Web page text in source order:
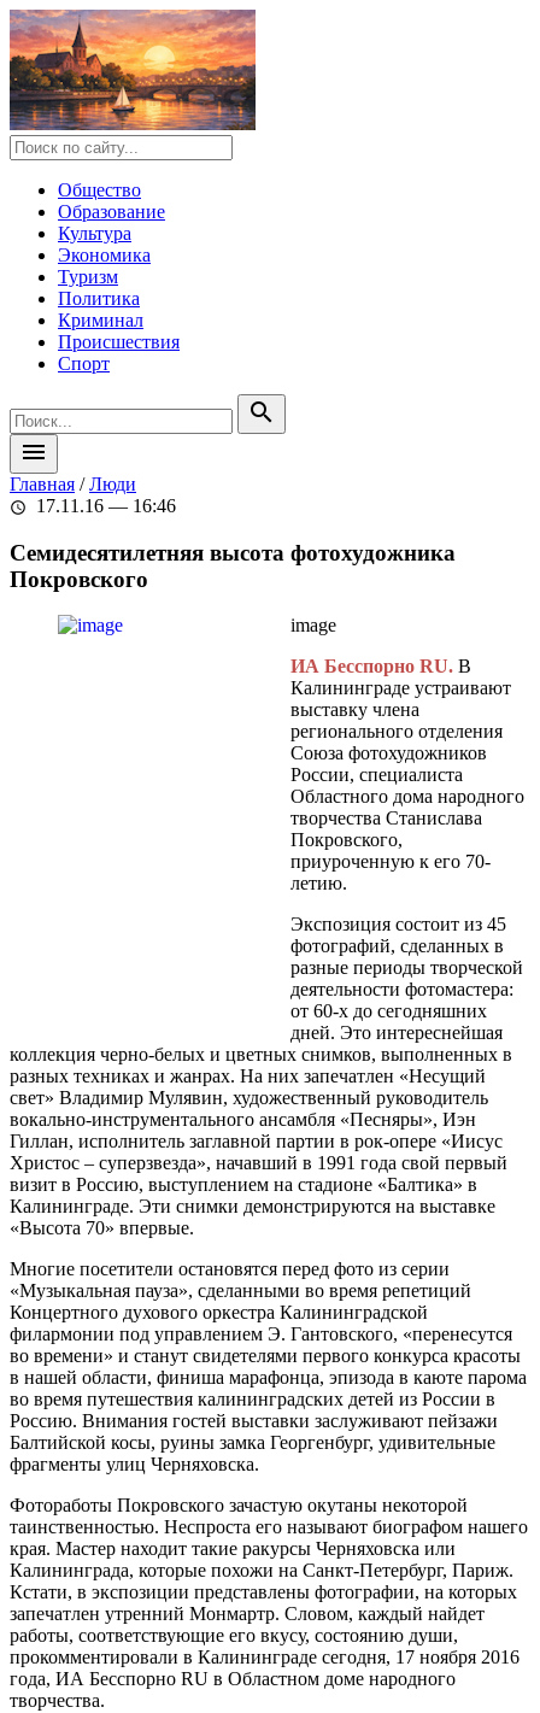
Общество
Образование
Культура
Экономика
Туризм
Политика
Криминал
Происшествия
Спорт
search
menu
Главная /Люди
schedule 17.11.16 — 16:46
Семидесятилетняя высота фотохудожника
Покровского
image
ИА Бесспорно RU. В
Калининграде устраивают
выставку члена
регионального отделения
Союза фотохудожников
России, специалиста
Областного дома народного
творчества Станислава
Покровского,
приуроченную к его 70-
летию.
Экспозиция состоит из 45
фотографий, сделанных в
разные периоды творческой
деятельности фотомастера:
от 60-х до сегодняшних
дней. Это интереснейшая
коллекция черно-белых и цветных снимков, выполненных в
разных техниках и жанрах. На них запечатлен «Несущий
свет» Владимир Мулявин, художественный руководитель
вокально-инструментального ансамбля «Песняры», Иэн
Гиллан, исполнитель заглавной партии в рок-опере «Иисус
Христос – суперзвезда», начавший в 1991 года свой первый
визит в Россию, выступлением на стадионе «Балтика» в
Калининграде. Эти снимки демонстрируются на выставке
«Высота 70» впервые.
Многие посетители остановятся перед фото из серии
«Музыкальная пауза», сделанными во время репетиций
Концертного духового оркестра Калининградской
филармонии под управлением Э. Гантовского, «перенесутся
во времени» и станут свидетелями первого конкурса красоты
в нашей области, финиша марафонца, эпизода в каюте парома
во время путешествия калининградских детей из России в
Россию. Внимания гостей выставки заслуживают пейзажи
Балтийской косы, руины замка Георгенбург, удивительные
фрагменты улиц Черняховска.
Фотоработы Покровского зачастую окутаны некоторой
таинственностью. Неспроста его называют биографом нашего
края. Мастер находит такие ракурсы Черняховска или
Калининграда, которые похожи на Санкт-Петербург, Париж.
Кстати, в экспозиции представлены фотографии, на которых
запечатлен утренний Монмартр. Словом, каждый найдет
работы, соответствующие его вкусу, состоянию души,
прокомментировали в Калининграде сегодня, 17 ноября 2016
года, ИА Бесспорно RU в Областном доме народного
творчества.